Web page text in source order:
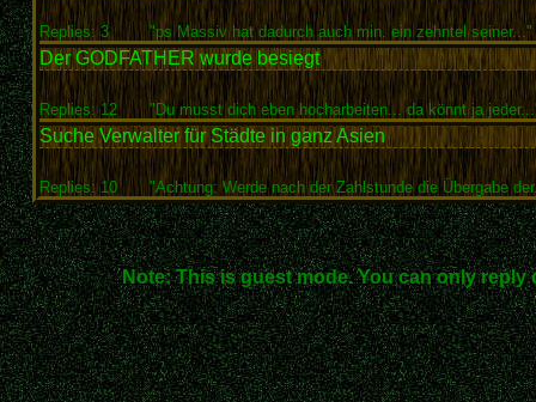
Replies: 3 "ps Massiv hat dadurch auch min. ein zehntel seiner..."
Der GODFATHER wurde besiegt
Replies: 12 "Du musst dich eben hocharbeiten... da könnt ja
Suche Verwalter für Städte in ganz Asien
Replies: 10 "Achtung: Werde nach der Zahlstunde die Übergabe
Note: This is guest mode. You can only